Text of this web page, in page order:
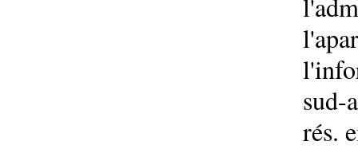
sud-
rés.